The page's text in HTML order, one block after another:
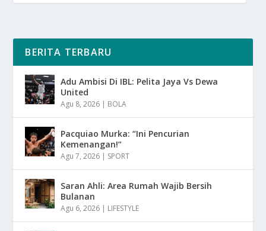
BERITA TERBARU
Adu Ambisi Di IBL: Pelita Jaya Vs Dewa
United
Agu 8, 2026 | BOLA
Pacquiao Murka: “Ini Pencurian
Kemenangan!”
Agu 7, 2026 | SPORT
Saran Ahli: Area Rumah Wajib Bersih
Bulanan
Agu 6, 2026 | LIFESTYLE